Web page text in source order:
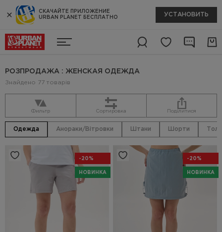
СКАЧАЙТЕ ПРИЛОЖЕНИЕ
URBAN PLANET БЕСПЛАТНО
УСТАНОВИТЬ
РОЗПРОДАЖА : ЖЕНСКАЯ ОДЕЖДА
Знайдено 77 товарів
Фильтр Сортировка Поділитися
Одежда Анораки/Вітровки Штани Шорти
-20%
НОВИНКА
-20%
НОВИНКА